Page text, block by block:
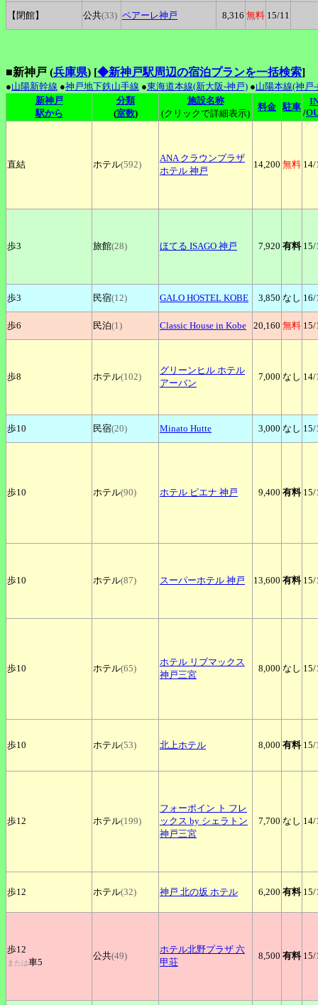
【閉館】 公共(33) ペアーレ神戸 8,316 無料 15/11
■新神戸 (兵庫県) [◆新神戸駅周辺の宿泊プランを一括検索]
●山陽新幹線 ●神戸地下鉄山手線 ●東海道本線(新大阪-神戸) ●山陽本線(神戸
新神戸
駅から
分類
(室数)
施設名称
(クリックで詳細表示)
料金 駐車
/
直結 ホテル(592)
ANAクラウンプラザ
ホテル 神戸
14,200 無料 14/
歩3 旅館(28) ほてる ISAGO 神戸 7,920 有料 15/
歩3 民宿(12) GALO HOSTEL KOBE 3,850 なし 16/
歩6 民泊(1) Classic House in Kobe 20,160 無料 15/
歩8 ホテル(102)
グリーンヒル ホテル
アーバン
7,000 なし 14/
歩10 民宿(20) Minato Hutte 3,000 なし 15/
歩10 ホテル(90) ホテル ピエナ 神戸 9,400 有料 15/
歩10 ホテル(87) スーパーホテル 神戸 13,600 有料 15/
歩10 ホテル(65)
ホテル リブマックス
神戸三宮
8,000 なし 15/
歩10 ホテル(53) 北上ホテル 8,000 有料 15/
歩12 ホテル(199)
フォーポイン ト フレ
ックス by シェラトン
神戸三宮
7,700 なし 14/
歩12 ホテル(32) 神戸 北の坂 ホテル 6,200 有料 15/
歩12
または車5
公共(49)
ホテル北野プラザ 六
甲荘
8,500 有料 15/